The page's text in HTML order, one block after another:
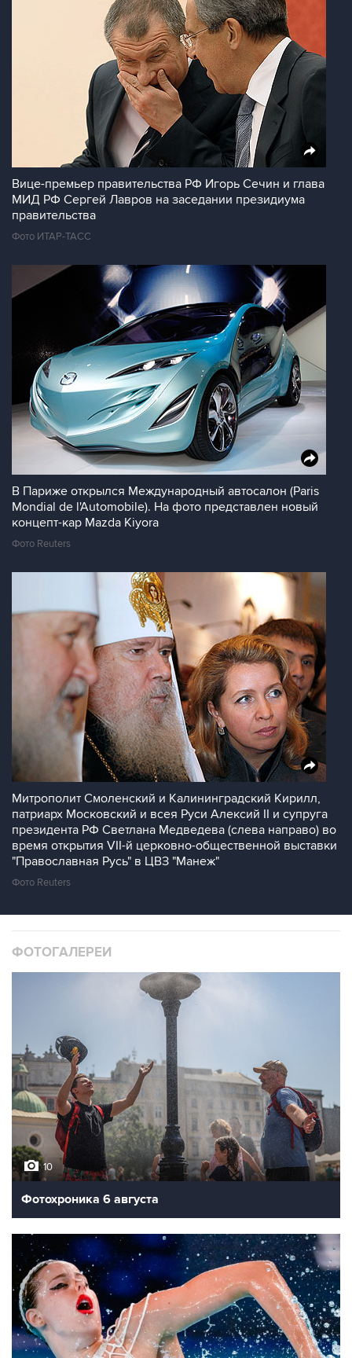
Вице-премьер правительства РФ Игорь Сечин и глава
МИД РФ Сергей Лавров на заседании президиума
правительства
Фото ИТАР-ТАСС
В Париже открылся Международный автосалон (Paris
Mondial de l'Automobile). На фото представлен новый
концепт-кар Mazda Kiyora
Фото Reuters
Митрополит Смоленский и Калининградский Кирилл,
патриарх Московский и всея Руси Алексий II и супруга
президента РФ Светлана Медведева (слева направо) во
время открытия VII-й церковно-общественной выставки
"Православная Русь" в ЦВЗ "Манеж"
Фото Reuters
ФОТОГАЛЕРЕИ
10
Фотохроника 6 августа